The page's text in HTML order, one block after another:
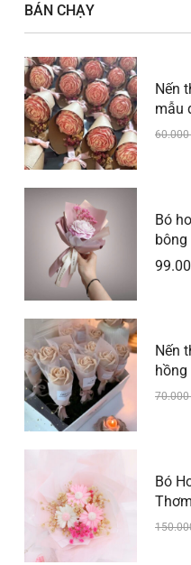
BÁN CHẠY
Nến
mẫu
60.000
Bó
bông
Nến
hồng
70.000
Bó
Thơm